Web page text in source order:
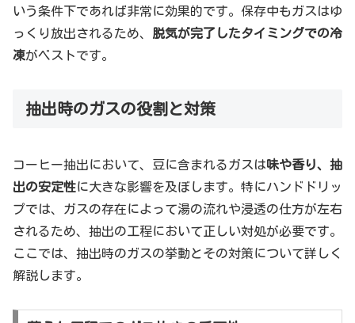
いう条件下であれば非常に効果的です。保存中もガスはゆ
っくり放出されるため、 脱気が完了したタイミングでの冷
凍がベストです。
抽出時のガスの役割と対策
コーヒー抽出において、豆に含まれるガスは味や香り、抽
出の安定性に大きな影響を及ぼします。特にハンドドリッ
プでは、ガスの存在によって湯の流れや浸透の仕方が左右
されるため、抽出の工程において正しい対処が必要です。
ここでは、抽出時のガスの挙動とその対策について詳しく
解説します。